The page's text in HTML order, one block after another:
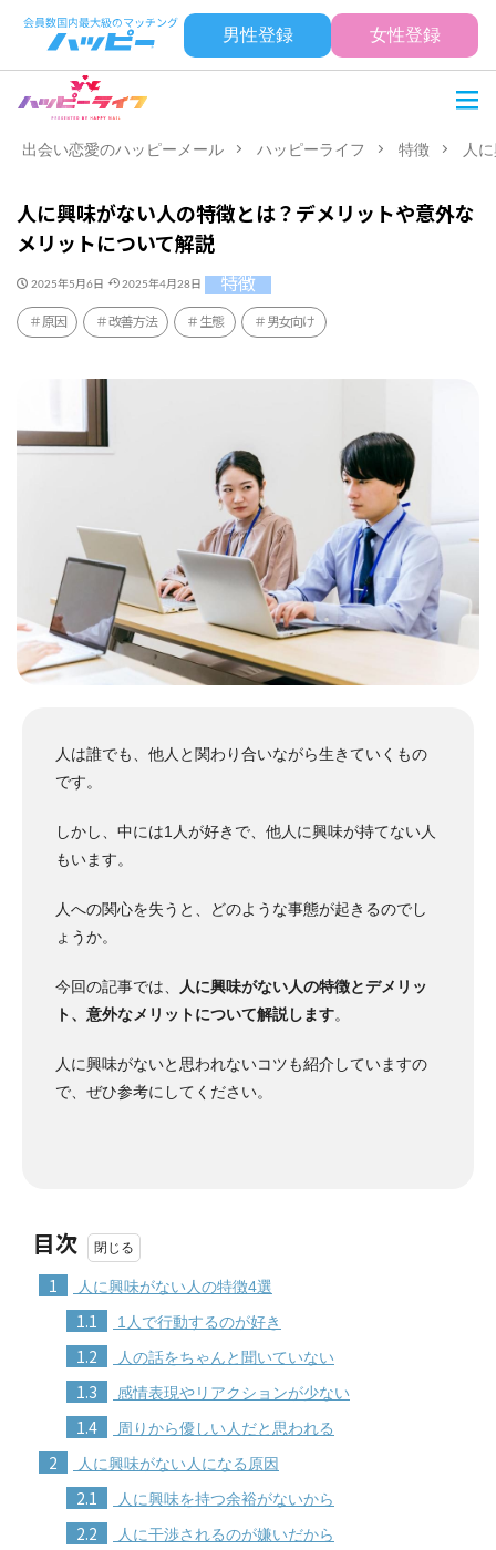
男性登録 女性登録
出会い恋愛のハッピーメール ハッピーライフ 特徴 人
人に興味がない人の特徴とは？デメリットや意外な
メリットについて解説
2025年5月6日 2025年4月28日 特徴
原因 改善方法 生態 男女向け
人は誰でも、他人と関わり合いながら生きていくもの
です。
しかし、中には1人が好きで、他人に興味が持てない人
もいます。
人への関心を失うと、どのような事態が起きるのでし
ょうか。
今回の記事では、
人に興味がない人の特徴とデメリッ
ト、意外なメリットについて解説します。
人に興味がないと思われないコツも紹介していますの
で、ぜひ参考にしてください。
目次
1 人に興味がない人の特徴4選
1.1 1人で行動するのが好き
1.2 人の話をちゃんと聞いていない
1.3 感情表現やリアクションが少ない
1.4 周りから優しい人だと思われる
2 人に興味がない人になる原因
2.1 人に興味を持つ余裕がないから
2.2 人に干渉されるのが嫌いだから